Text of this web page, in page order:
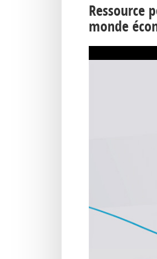
Ressource
monde